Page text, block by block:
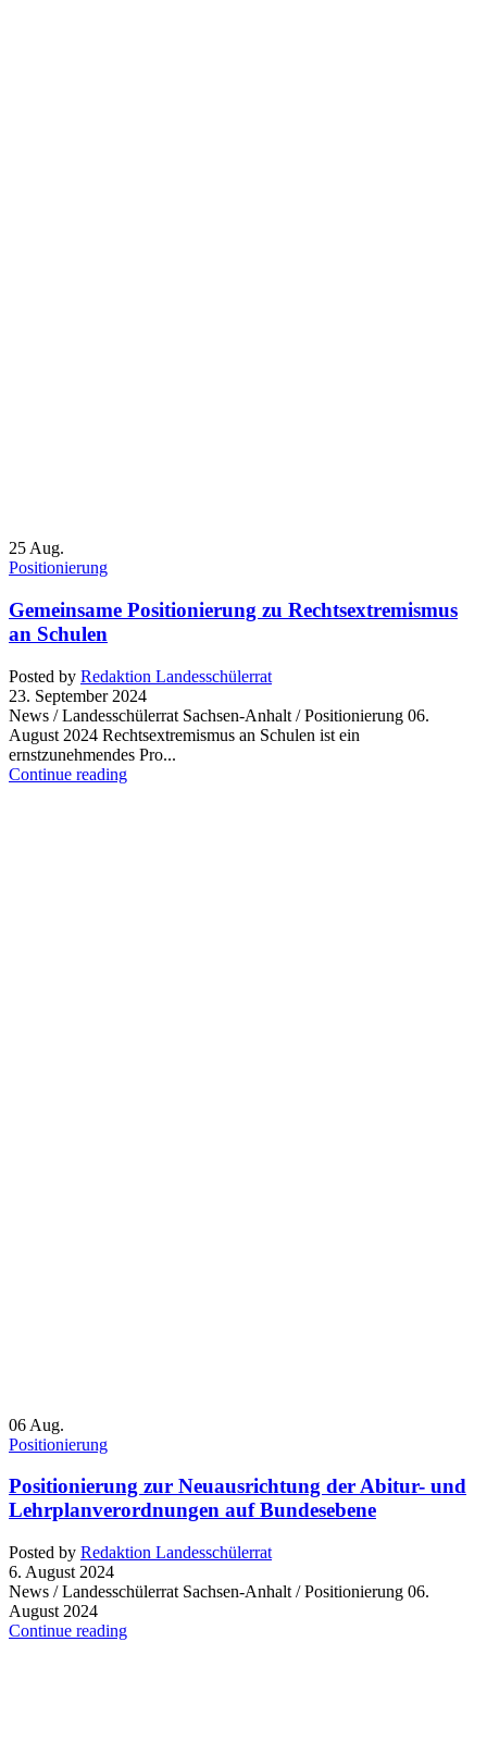
25 Aug.
Positionierung
Gemeinsame Positionierung zu Rechtsextremismus
an Schulen
Posted by Redaktion Landesschülerrat
23. September 2024
News / Landesschülerrat Sachsen-Anhalt / Positionierung 06.
August 2024 Rechtsextremismus an Schulen ist ein
ernstzunehmendes Pro...
Continue reading
06 Aug.
Positionierung
Positionierung zur Neuausrichtung der Abitur- und
Lehrplanverordnungen auf Bundesebene
Posted by Redaktion Landesschülerrat
6. August 2024
News / Landesschülerrat Sachsen-Anhalt / Positionierung 06.
August 2024
Continue reading